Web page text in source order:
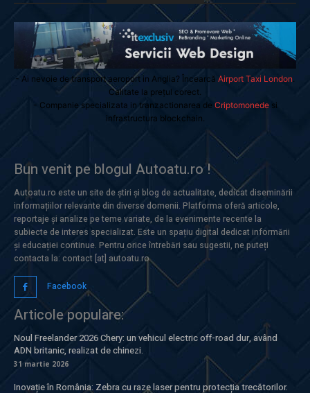
- Ai nevoie de transport aeroport in Anglia? Încearcă Airport Taxi London
Calitate la prețul corect.
- Companie specializata in tranzactionarea de Criptomonedesi
infrastructura blockchain.
Bun venit pe blogul Autoatu.ro !
Autoatu.ro este un site de știri și blog de actualitate, dedicat diseminării
informațiilor relevante din diverse domenii. Platforma oferă articole,
reportaje și analize pe teme variate, de la evenimente recente la
subiecte de interes specializat. Este un spațiu digital dedicat informării
și educației continue. Pentru orice întrebări sau sugestii, ne puteți
contacta la: contact [at] autoatu.ro
Facebook
Articole populare:
Noul Freelander 2026 Chery: un vehicul electric off-road dur, având
ADN britanic, realizat de chinezi.
31 martie 2026
Inovație în România: Zebra cu raze laser pentru protecția trecătorilor.